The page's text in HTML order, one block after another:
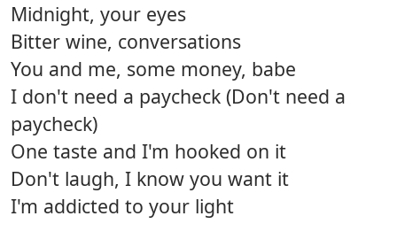
Midnight, your eyes
Bitter wine, conversations
You and me, some money, babe
I don't need a paycheck (Don't need a
paycheck)
One taste and I'm hooked on it
Don't laugh, I know you want it
I'm addicted to your light